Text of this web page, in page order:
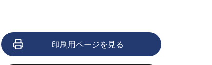
印刷用ページを見る